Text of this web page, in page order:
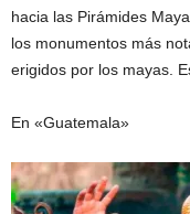
hacia las Pirámides
los monumentos más
erigidos por los mayas.
En «Guatemala»